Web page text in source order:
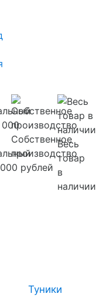
рублей
Собственное
производство
Весь
товар
в
наличии
Туники